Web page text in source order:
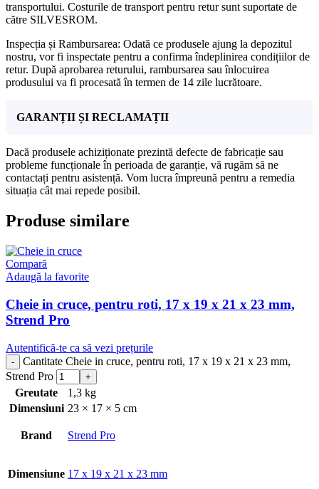
transportului. Costurile de transport pentru retur sunt suportate de
către SILVESROM.
Inspecția și Rambursarea: Odată ce produsele ajung la depozitul
nostru, vor fi inspectate pentru a confirma îndeplinirea condițiilor de
retur. După aprobarea returului, rambursarea sau înlocuirea
produsului va fi procesată în termen de 14 zile lucrătoare.
GARANȚII ȘI RECLAMAȚII
Dacă produsele achiziționate prezintă defecte de fabricație sau
probleme funcționale în perioada de garanție, vă rugăm să ne
contactați pentru asistență. Vom lucra împreună pentru a remedia
situația cât mai repede posibil.
Produse similare
Compară
Adaugă la favorite
Cheie in cruce, pentru roti, 17 x 19 x 21 x 23 mm,
Strend Pro
Autentifică-te ca să vezi prețurile
Cantitate Cheie in cruce, pentru roti, 17 x 19 x 21 x 23 mm,
Strend Pro
Greutate
1,3 kg
Dimensiuni 23 × 17 × 5 cm
Brand Strend Pro
Dimensiune 17 x 19 x 21 x 23 mm